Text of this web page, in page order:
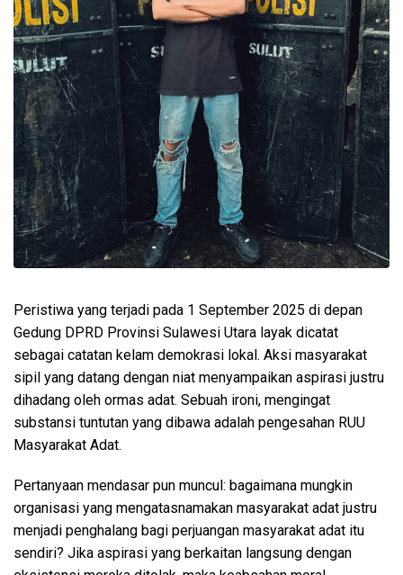
Peristiwa yang terjadi pada 1 September 2025 di depan
Gedung DPRD Provinsi Sulawesi Utara layak dicatat
sebagai catatan kelam demokrasi lokal. Aksi masyarakat
sipil yang datang dengan niat menyampaikan aspirasi justru
dihadang oleh ormas adat. Sebuah ironi, mengingat
substansi tuntutan yang dibawa adalah pengesahan RUU
Masyarakat Adat.
Pertanyaan mendasar pun muncul: bagaimana mungkin
organisasi yang mengatasnamakan masyarakat adat justru
menjadi penghalang bagi perjuangan masyarakat adat itu
sendiri? Jika aspirasi yang berkaitan langsung dengan